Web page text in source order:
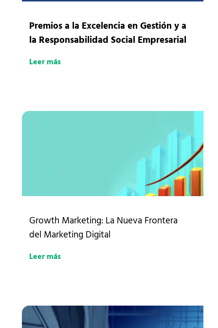
Premios a la Excelencia en Gestión y a
la Responsabilidad Social Empresarial
Leer más
Growth Marketing: La Nueva Frontera
del Marketing Digital
Leer más